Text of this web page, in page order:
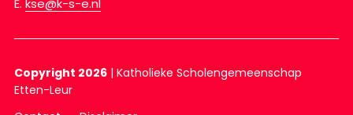
E. kse@k-s-e.nl
Copyright 2026 | Katholieke Scholengemeenschap
Etten-Leur